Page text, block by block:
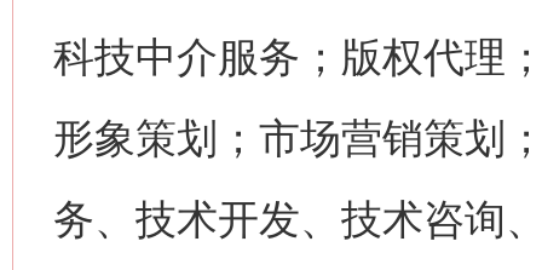
科技中介服务；版权代理
形象策划；市场营销策划
务、技术开发、技术咨询